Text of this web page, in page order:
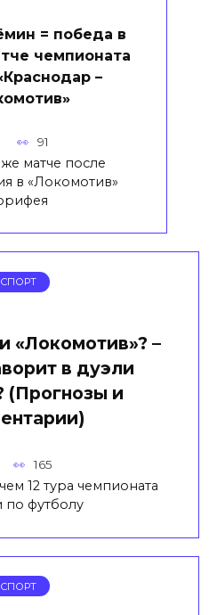
= победа в
чемпионата
–
91
матче после
в «Локомотив»
СПОРТ
«Локомотив»? –
в дуэли
(Прогнозы и
165
12 тура чемпионата
по футболу
СПОРТ